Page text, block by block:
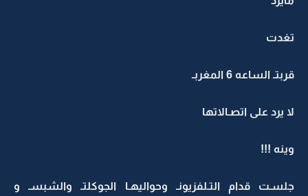
تغدت
قربتـ الساعه 6 المغربـ
لا يرد على اتصـالاتها
وينه !!!
جلسـت قدام التـلفزيونـ وحواليهـا الجوكلتـ والشبسـ و